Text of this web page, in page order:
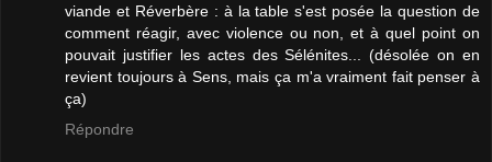
viande et Réverbère : à la table s'est posée la question de
comment réagir, avec violence ou non, et à quel point on
pouvait justifier les actes des Sélénites... (désolée on en
revient toujours à Sens, mais ça m'a vraiment fait penser à
ça)
Répondre